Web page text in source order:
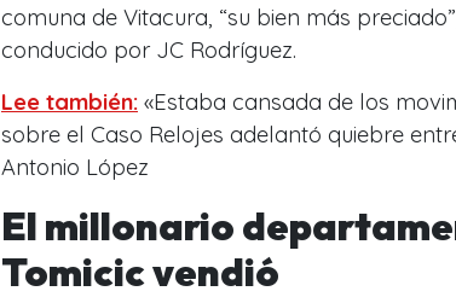
comuna de Vitacura, “su bien más preciado”,
conducido por JC Rodríguez.
Lee también: «Estaba cansada de los
sobre el Caso Relojes adelantó quiebre
Antonio López
El millonario
Tomicic vendió